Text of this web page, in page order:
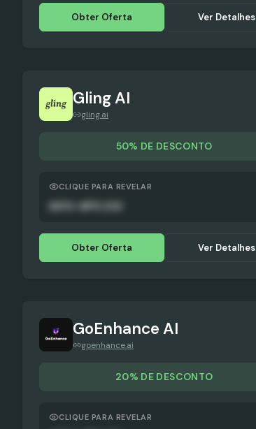
Obter Oferta Ver Detalhes
Gling AI
gling.ai
50% DE DESCONTO
CLIQUE PARA REVELAR
Obter Oferta Ver Detalhes
GoEnhance AI
goenhance.ai
20% DE DESCONTO
CLIQUE PARA REVELAR